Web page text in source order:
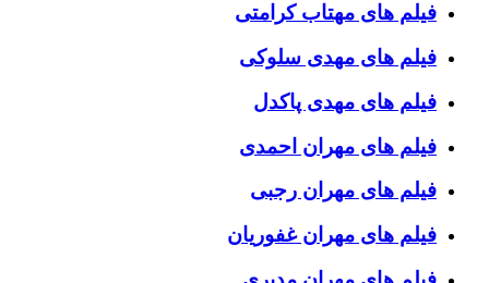
فیلم های مهتاب کرامتی
فیلم های مهدی سلوکی
فیلم های مهدی پاکدل
فیلم های مهران احمدی
فیلم های مهران رجبی
فیلم های مهران غفوریان